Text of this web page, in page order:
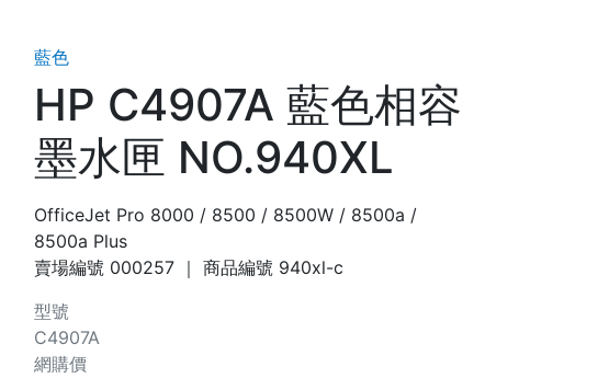
藍色
HP C4907A 藍色相容
墨水匣 NO.940XL
OfficeJet Pro 8000 / 8500 / 8500W / 8500a /
8500a Plus
賣場編號000257｜ 商品編號 940xl-c
型號
C4907A
網購價